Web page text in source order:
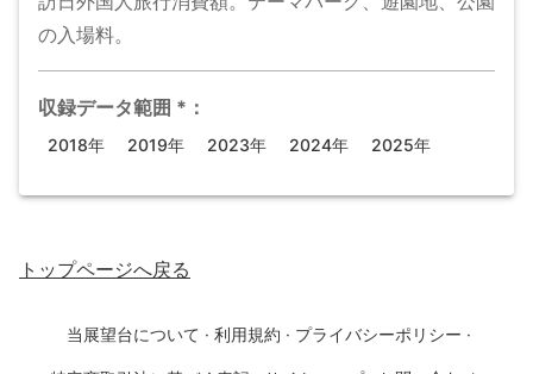
の入場料。
収録データ範囲 * ：
2018年 2019年 2023年 2024年 2025年
トップページへ戻る
当展望台について · 利用規約 · プライバシーポリシー ·